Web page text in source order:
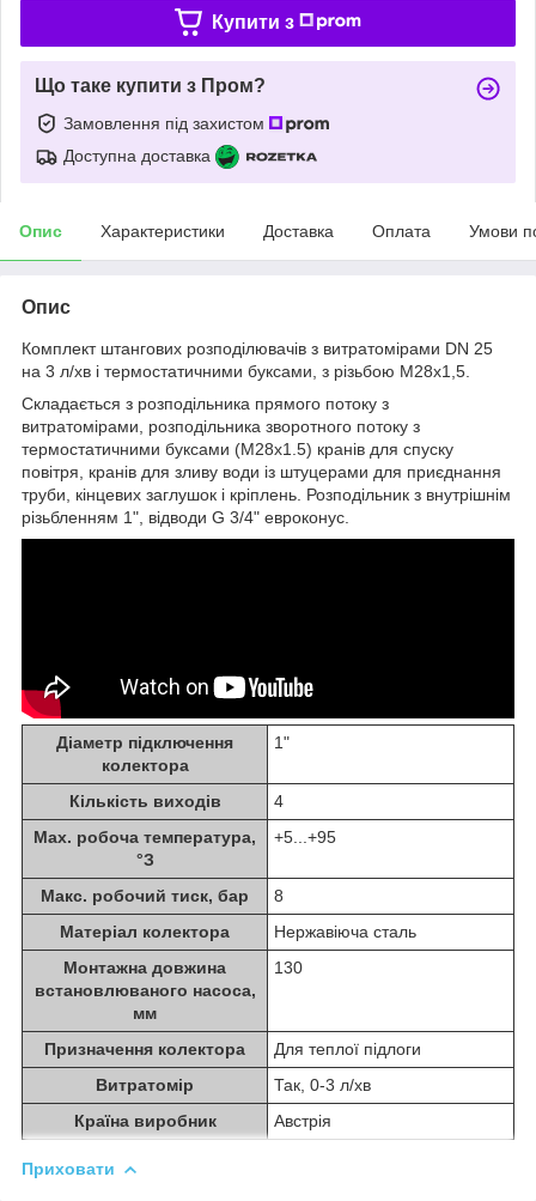
Купити з
Що таке купити з Пром?
Замовлення під захистом
Доступна доставка
Опис Характеристики Доставка Оплата Умови
Опис
Комплект штангових розподілювачів з витратомірами DN 25
на 3 л/хв і термостатичними буксами, з різьбою М28х1,5.
Складається з розподільника прямого потоку з
витратомірами, розподільника зворотного потоку з
термостатичними буксами (М28х1.5) кранів для спуску
повітря, кранів для зливу води із штуцерами для приєднання
труби, кінцевих заглушок і кріплень. Розподільник з внутрішнім
різьбленням 1", відводи G 3/4" евроконус.
Діаметр підключення
колектора
1"
Кількість виходів
4
Мах. робоча температура,
°З
+5...+95
Макс. робочий тиск, бар
8
Матеріал колектора
Нержавіюча сталь
Монтажна довжина
встановлюваного насоса,
мм
130
Призначення колектора
Для теплої підлоги
Витратомір
Так, 0-3 л/хв
Країна виробник
Австрія
Приховати